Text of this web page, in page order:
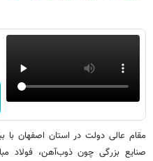
‌مقام عالی دولت در استان اصفهان با
صنایع بزرگی چون ذوب‌آهن، فولاد